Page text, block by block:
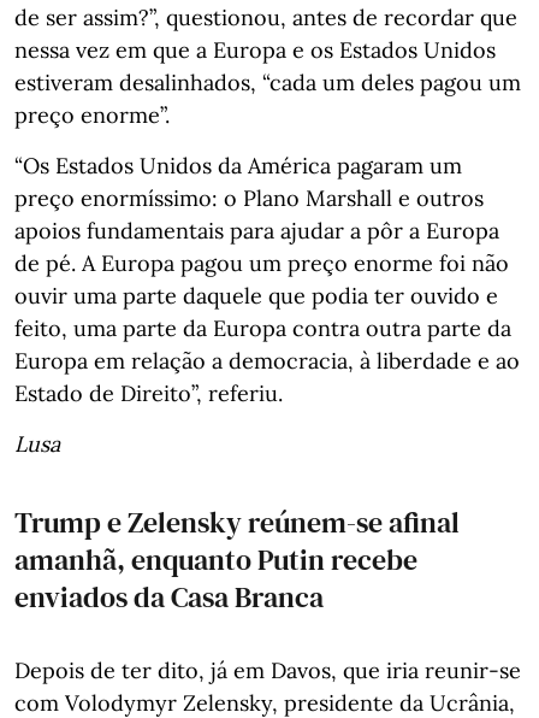
de ser assim?”, questionou, antes de recordar que
nessa vez em que a Europa e os Estados Unidos
estiveram desalinhados, “cada um deles pagou um
preço enorme”.
“Os Estados Unidos da América pagaram um
preço enormíssimo: o Plano Marshall e outros
apoios fundamentais para ajudar a pôr a Europa
de pé. A Europa pagou um preço enorme foi não
ouvir uma parte daquele que podia ter ouvido e
feito, uma parte da Europa contra outra parte da
Europa em relação a democracia, à liberdade e ao
Estado de Direito”, referiu.
Lusa
Trump e Zelensky reúnem-se afinal
amanhã, enquanto Putin recebe
enviados da Casa Branca
Depois de ter dito, já em Davos, que iria reunir-se
com Volodymyr Zelensky, presidente da Ucrânia,